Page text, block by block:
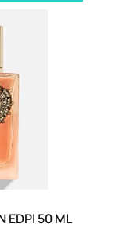
EDPI 50 ML